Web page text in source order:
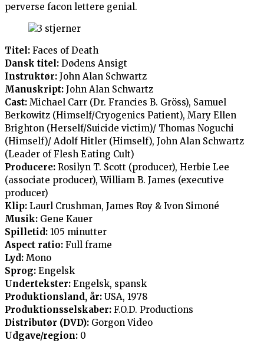
perverse facon lettere genial.
Titel: Faces of Death
Dansk titel: Dødens Ansigt
Instruktør: John Alan Schwartz
Manuskript: John Alan Schwartz
Cast: Michael Carr (Dr. Francies B. Gröss), Samuel
Berkowitz (Himself/Cryogenics Patient), Mary Ellen
Brighton (Herself/Suicide victim)/ Thomas Noguchi
(Himself)/ Adolf Hitler (Himself), John Alan Schwartz
(Leader of Flesh Eating Cult)
Producere: Rosilyn T. Scott (producer), Herbie Lee
(associate producer), William B. James (executive
producer)
Klip: Laurl Crushman, James Roy & Ivon Simoné
Musik: Gene Kauer
Spilletid: 105 minutter
Aspect ratio: Full frame
Lyd: Mono
Sprog: Engelsk
Undertekster: Engelsk, spansk
Produktionsland, år: USA, 1978
Produktionsselskaber: F.O.D. Productions
Distributør (DVD): Gorgon Video
Udgave/region: 0